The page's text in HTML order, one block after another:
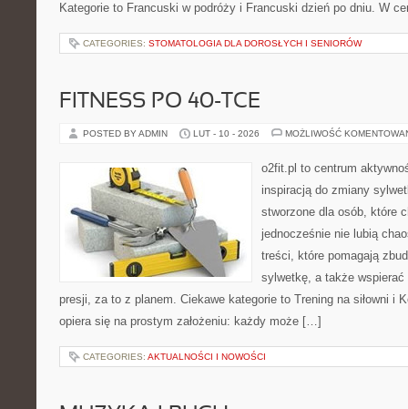
Kategorie to Francuski w podróży i Francuski dzień po dniu. W
CATEGORIES: STOMATOLOGIA DLA DOROSŁYCH I SENIORÓW
FITNESS PO 40-TCE
POSTED BY ADMIN LUT - 10 - 2026 MOŻLIWOŚĆ
o2fit.pl to centrum
inspiracją do zmiany
stworzone dla osób, które
jednocześnie nie lubią
treści, które pomagają
sylwetkę, a także
presji, za to z planem. Ciekawe kategorie to Trening na siłowni i
opiera się na prostym założeniu: każdy może […]
CATEGORIES: AKTUALNOŚCI I NOWOŚCI